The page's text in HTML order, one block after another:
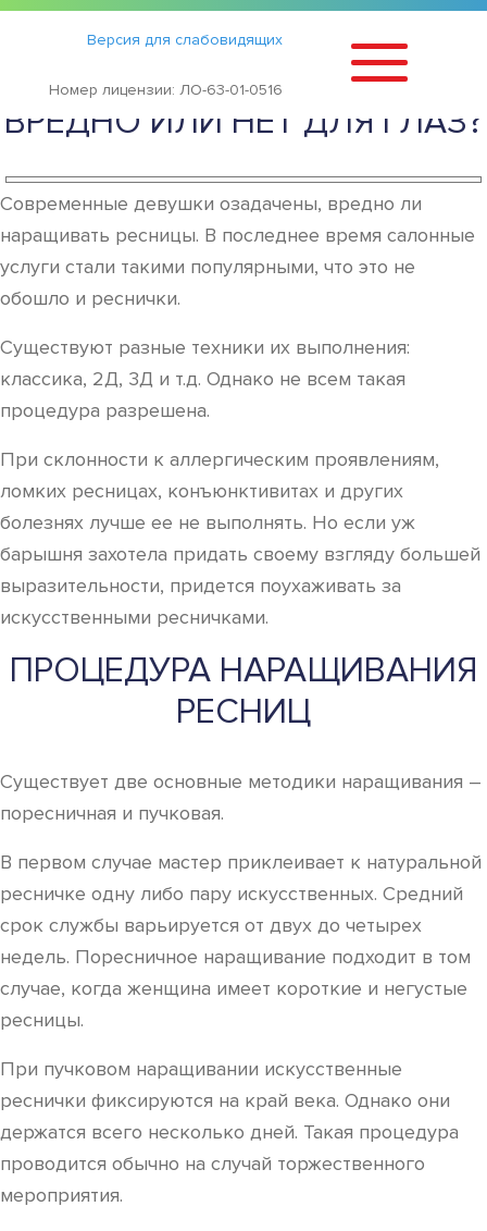
Версия для слабовидящих
Номер лицензии: ЛО-63-01-0516
Статьи ›
НАРОЩЕННЫЕ РЕСНИЦЫ:
ВРЕДНО ИЛИ НЕТ ДЛЯ ГЛАЗ?
Современные девушки озадачены, вредно ли
наращивать ресницы. В последнее время салонные
услуги стали такими популярными, что это не
обошло и реснички.
Существуют разные техники их выполнения:
классика, 2Д, 3Д и т.д. Однако не всем такая
процедура разрешена.
При склонности к аллергическим проявлениям,
ломких ресницах, конъюнктивитах и других
болезнях лучше ее не выполнять. Но если уж
барышня захотела придать своему взгляду большей
выразительности, придется поухаживать за
искусственными ресничками.
ПРОЦЕДУРА НАРАЩИВАНИЯ
РЕСНИЦ
Существует две основные методики наращивания –
поресничная и пучковая.
В первом случае мастер приклеивает к натуральной
ресничке одну либо пару искусственных. Средний
срок службы варьируется от двух до четырех
недель. Поресничное наращивание подходит в том
случае, когда женщина имеет короткие и негустые
ресницы.
При пучковом наращивании искусственные
реснички фиксируются на край века. Однако они
держатся всего несколько дней. Такая процедура
проводится обычно на случай торжественного
мероприятия.